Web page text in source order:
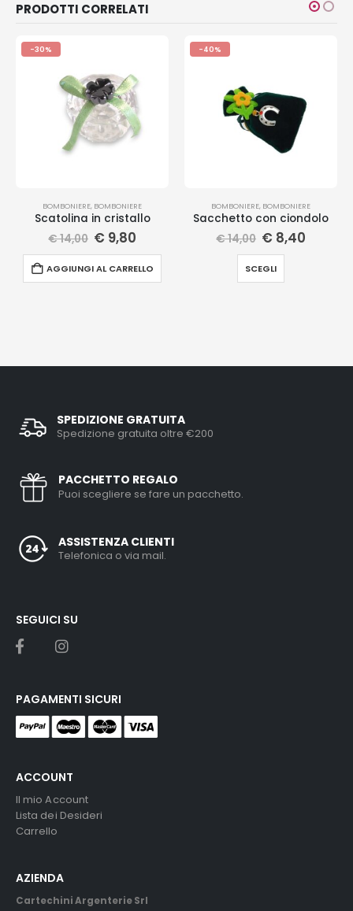
PRODOTTI CORRELATI
-30%
BOMBONIERE, BOMBONIERE
Scatolina in cristallo
€14,00 € 9,80
AGGIUNGI AL CARRELLO
-40%
BOMBONIERE, BOMBONIERE
Sacchetto con ciondolo
€14,00 € 8,40
SCEGLI
SPEDIZIONE GRATUITA
Spedizione gratuita oltre €200
PACCHETTO REGALO
Puoi scegliere se fare un pacchetto.
ASSISTENZA CLIENTI
Telefonica o via mail.
ACCOUNT
Il mio Account
Lista dei Desideri
Carrello
AZIENDA
Cartechini Argenterie Srl
SEGUICI SU
PAGAMENTI SICURI